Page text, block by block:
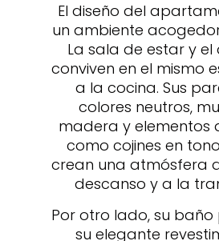
El diseño del
un ambiente
La sala de estar y
conviven en el mismo
a la cocina. Sus
colores neutros,
madera y elementos
como cojines en
crean una atmósfera
descanso y a la
Por otro lado, su baño
su elegante